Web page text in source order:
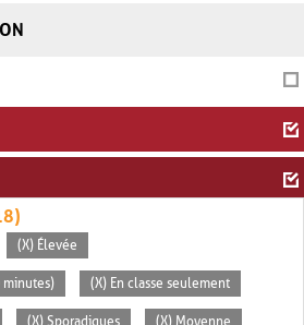
(X) Élevée
minutes) (X) En classe seulement
(X) Sporadiques (X) Moyenne